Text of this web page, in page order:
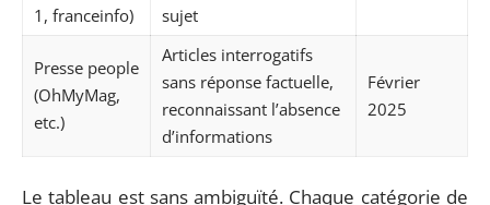
1, franceinfo)
sujet
Presse people
(OhMyMag,
etc.)
Articles interrogatifs
sans réponse factuelle,
reconnaissant l’absence
d’informations
Février
2025
Le tableau est sans ambiguïté. Chaque catégorie de